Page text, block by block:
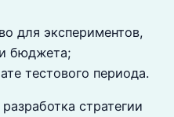
для экспериментов,
бюджета;
тестового периода.
стратегии